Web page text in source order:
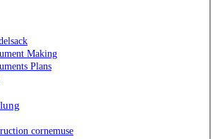
Making
Plans
cornemuse